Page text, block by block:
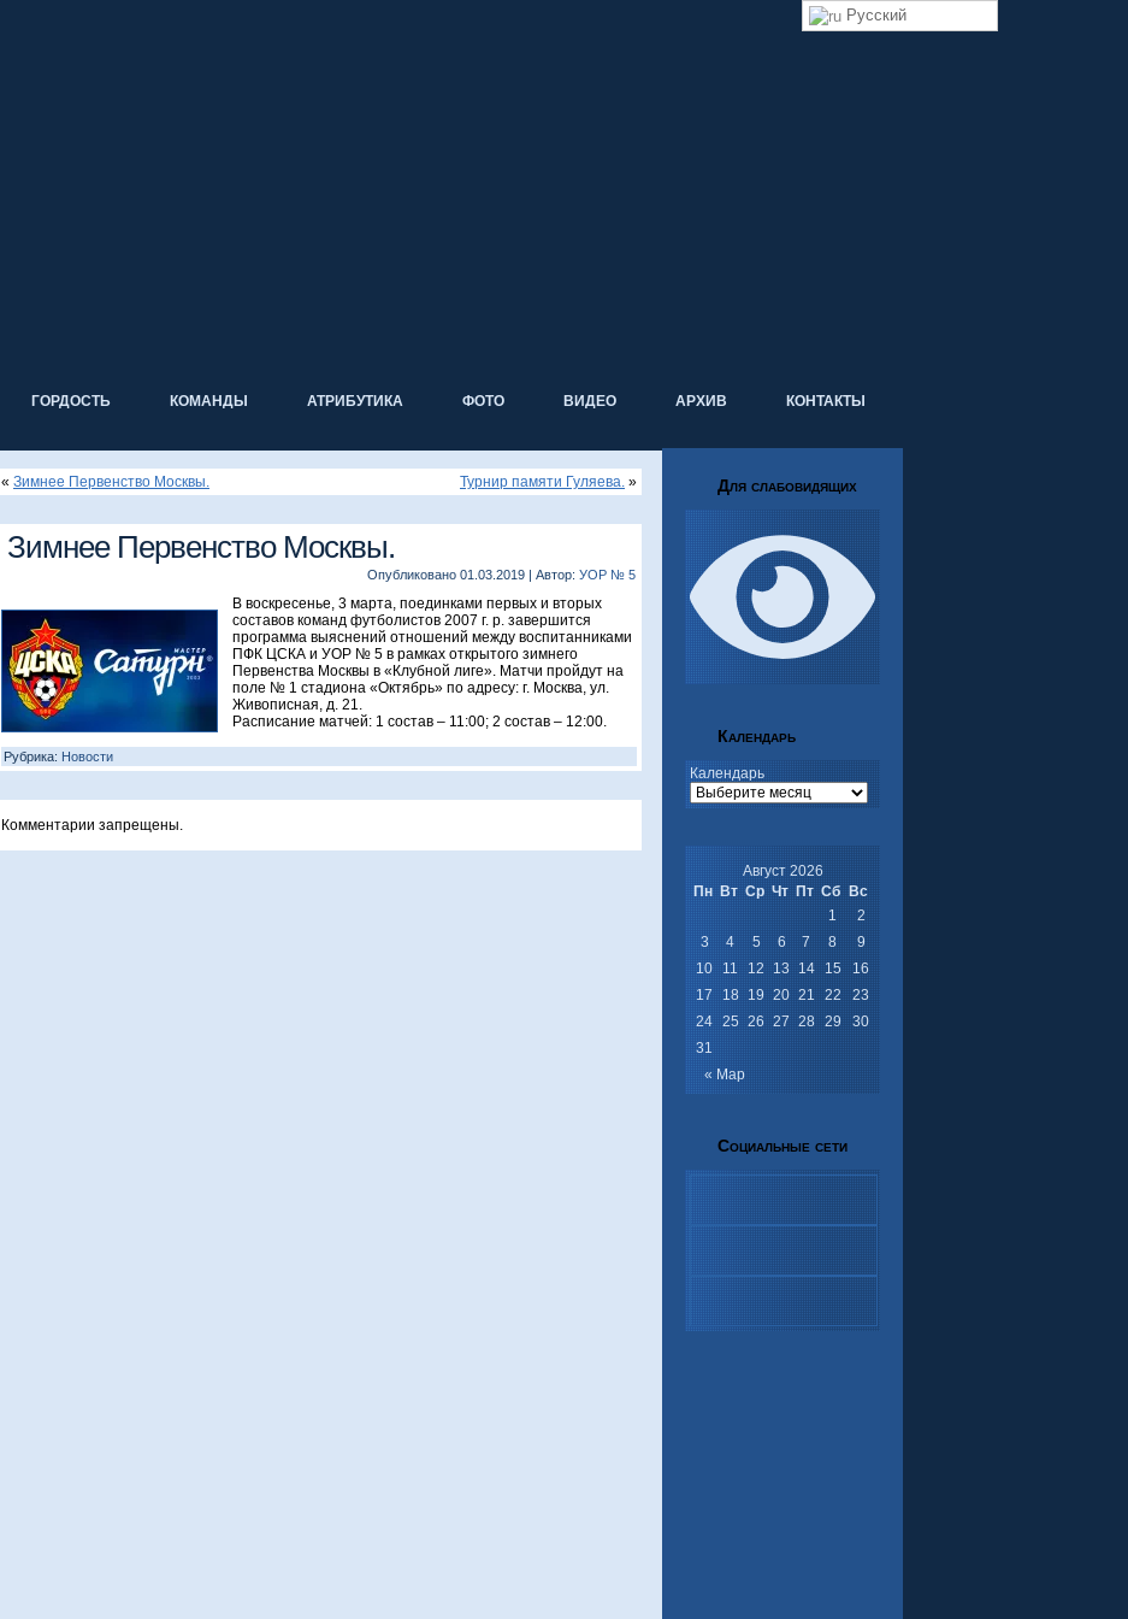
ГОРДОСТЬ КОМАНДЫ АТРИБУТИКА ФОТО ВИДЕО АРХИВ КОНТАКТЫ
« Зимнее Первенство Москвы. Турнир памяти Гуляева. »
Зимнее Первенство Москвы.
Опубликовано 01.03.2019 | Автор: УОР № 5
В воскресенье, 3 марта, поединками первых и вторых
составов команд футболистов 2007 г. р. завершится
программа выяснений отношений между воспитанниками
ПФК ЦСКА и УОР № 5 в рамках открытого зимнего
Первенства Москвы в «Клубной лиге». Матчи пройдут на
поле № 1 стадиона «Октябрь» по адресу: г. Москва, ул.
Живописная, д. 21.
Расписание матчей: 1 состав – 11:00; 2 состав – 12:00.
Рубрика: Новости
Комментарии запрещены.
Для слабовидящих
Календарь
Календарь
Август 2026
Пн Вт Ср Чт Пт Сб Вс
« Мар
1
2
3
4 5 6 7 8
9
10 11 12 13 14 15
16
17
18 19 20 21 22
23
24 25 26 27 28 29
30
31
Социальные сети
Русский